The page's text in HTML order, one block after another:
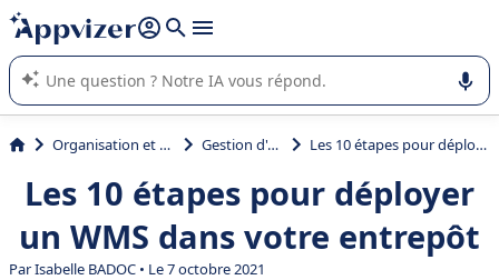
répondre (plusieurs lignes avec
L'IA de Appvizer vous guide dans l'utilisation ou la sélection de
logiciel SaaS en entreprise.
Organisation et planification Gestion d'entrepôt Les 10 étapes pour déployer un WMS dans votre entrepôt
Les 10 étapes pour déployer
un WMS dans votre entrepôt
ParIsabelle BADOC • Le 7 octobre 2021